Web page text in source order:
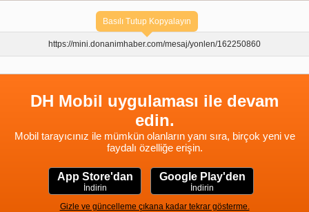
Basılı Tutup Kopyalayın
https://mini.donanimhaber.com/mesaj/yonlen/162250860
DH Mobil uygulaması ile devam
edin.
Mobil tarayıcınız ile mümkün olanların yanı sıra, birçok yeni ve
faydalı özelliğe erişin.
App Store'dan
İndirin
Google Play'den
İndirin
Gizle ve güncelleme çıkana kadar tekrar gösterme.